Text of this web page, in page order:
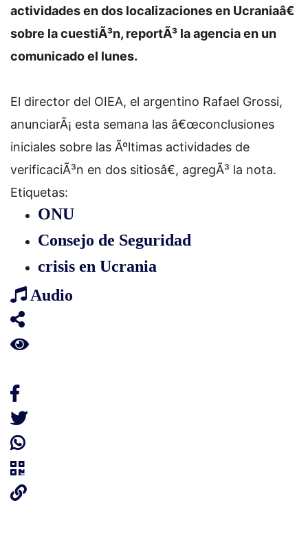
actividades en dos localizaciones en Ucraniaâ€
sobre la cuestiÃ³n, reportÃ³ la agencia en un
comunicado el lunes.
El director del OIEA, el argentino Rafael Grossi,
anunciarÃ¡ esta semana las â€œconclusiones
iniciales sobre las Ãºltimas actividades de
verificaciÃ³n en dos sitiosâ€, agregÃ³ la nota.
Etiquetas:
ONU
Consejo de Seguridad
crisis en Ucrania
Audio